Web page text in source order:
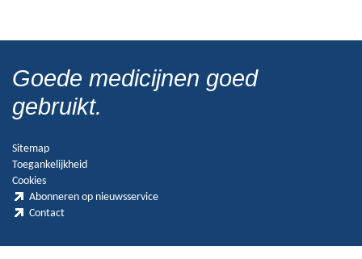
Goede medicijnen goed
gebruikt.
Sitemap
Toegankelijkheid
Cookies
Abonneren op nieuwsservice
Contact